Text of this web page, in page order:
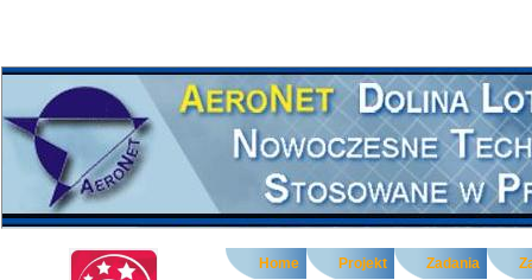
Home Projekt Zadania